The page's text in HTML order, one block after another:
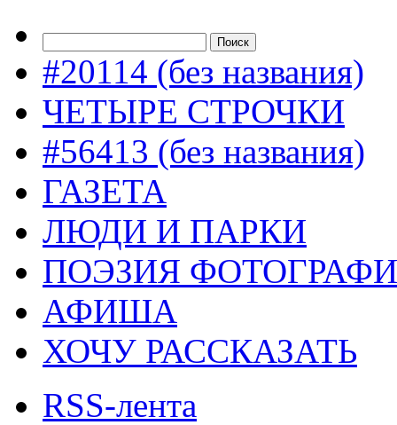
#20114 (без названия)
ЧЕТЫРЕ СТРОЧКИ
#56413 (без названия)
ГАЗЕТА
ЛЮДИ И ПАРКИ
ПОЭЗИЯ
АФИША
ХОЧУ РАССКАЗАТЬ
RSS-лента